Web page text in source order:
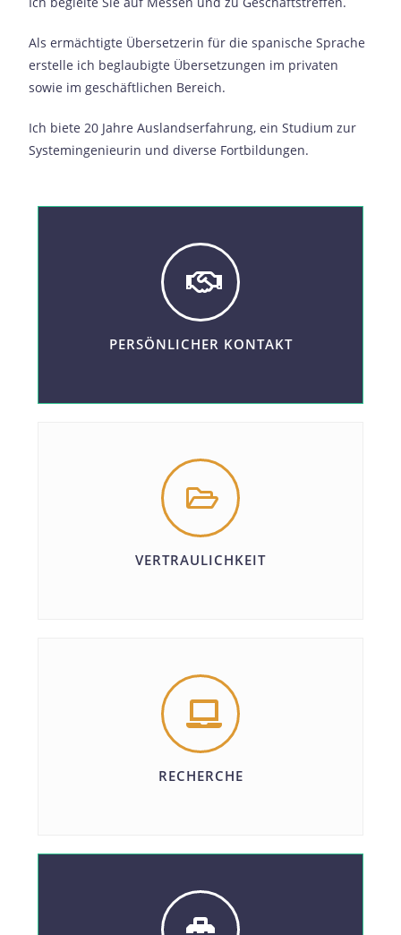
Als ermächtigte Übersetzerin für die spanische Sprache
erstelle ich beglaubigte Übersetzungen im privaten
sowie im geschäftlichen Bereich.
Ich biete 20 Jahre Auslandserfahrung, ein Studium zur
Systemingenieurin und diverse Fortbildungen.
PERSÖNLICHER KONTAKT
VERTRAULICHKEIT
RECHERCHE